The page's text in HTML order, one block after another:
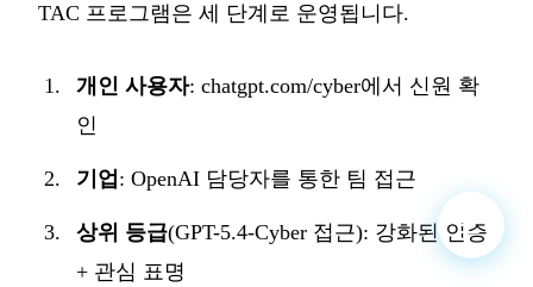
TAC 프로그램은 세 단계로 운영됩니다.
개인 사용자: chatgpt.com/cyber에서 신원 확
인
기업 : OpenAI 담당자를 통한 팀 접근
상위 등급(GPT-5.4-Cyber 접근): 강화된 인증
+ 관심 표명